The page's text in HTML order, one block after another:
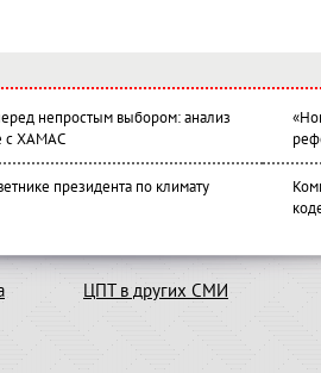
непростым выбором: анализ
с ХАМАС
президента по климату
ЦПТ в других СМИ